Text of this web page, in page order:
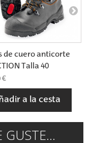
de cuero anticorte
Talla 40
€
a la cesta